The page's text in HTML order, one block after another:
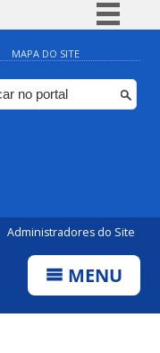
Simplifique!
Comunica BR
Participe
MAPA DO SITE
Administradores do Site
MENU